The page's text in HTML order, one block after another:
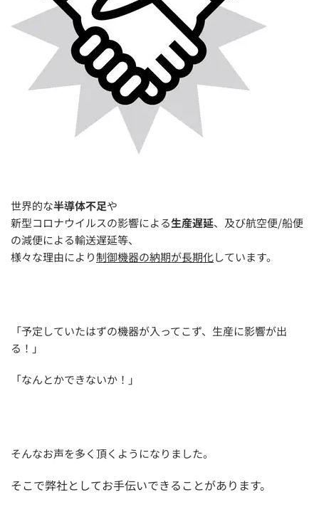
世界的な半導体不足や
新型コロナウイルスの影響による生産遅延、及び航空便/船便
の減便による輸送遅延等、
様々な理由により制御機器の納期が長期化しています。
「予定していたはずの機器が入ってこず、生産に影響が出
る！」
「なんとかできないか！」
そんなお声を多く頂くようになりました。
そこで弊社としてお手伝いできることがあります。